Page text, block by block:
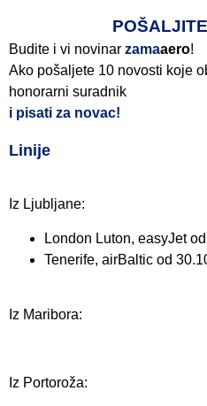
Budite i vi novinar zamaaero!
Ako pošaljete 10 novosti koje
honorarni suradnik
i pisati za novac!
Linije
Iz Ljubljane:
London Luton, easyJet
Tenerife, airBaltic od
Iz Maribora:
Iz Portoroža: